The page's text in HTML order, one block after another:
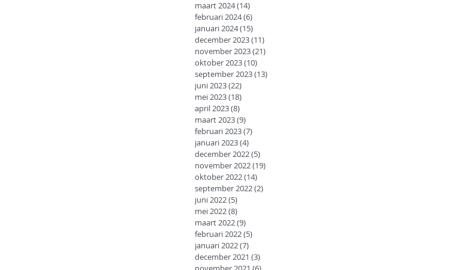
maart 2024(14)
februari 2024(6)
januari 2024(15)
december 2023(11)
november 2023(21)
oktober 2023(10)
september 2023(13)
juni 2023(22)
mei 2023(18)
april 2023(8)
maart 2023(9)
februari 2023(7)
januari 2023(4)
december 2022(5)
november 2022(19)
oktober 2022(14)
september 2022(2)
juni 2022(5)
mei 2022(8)
maart 2022(9)
februari 2022(5)
januari 2022(7)
december 2021 (3)